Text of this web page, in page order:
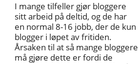
I mange tilfeller gjør bloggere
sitt arbeid på deltid, og de har
en normal 8-16 jobb, der de kun
blogger i løpet av fritiden.
Årsaken til at så mange bloggere
må gjøre dette er fordi de